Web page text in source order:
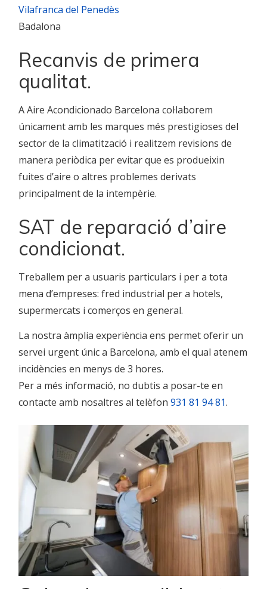
Vilafranca del Penedès
Badalona
Recanvis de primera
qualitat.
A Aire Acondicionado Barcelona col·laborem
únicament amb les marques més prestigioses del
sector de la climatització i realitzem revisions de
manera periòdica per evitar que es produeixin
fuites d’aire o altres problemes derivats
principalment de la intempèrie.
SAT de reparació d’aire
condicionat.
Treballem per a usuaris particulars i per a tota
mena d’empreses: fred industrial per a hotels,
supermercats i comerços en general.
La nostra àmplia experiència ens permet oferir un
servei urgent únic a Barcelona, amb el qual atenem
incidències en menys de 3 hores.
Per a més informació, no dubtis a posar-te en
contacte amb nosaltres al telèfon 931 81 94 81.